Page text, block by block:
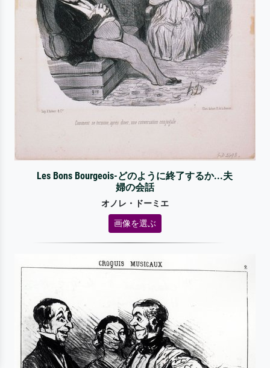
Les Bons Bourgeois-どのように終了するか...夫
婦の会話
オノレ・ドーミエ
画像を選ぶ